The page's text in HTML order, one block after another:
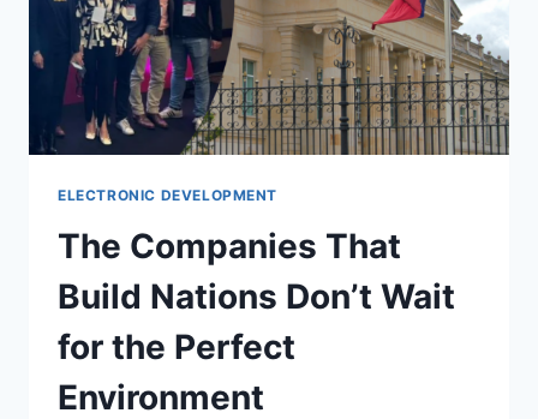
ELECTRONIC DEVELOPMENT
The Companies That
Build Nations Don’t Wait
for the Perfect
Environment